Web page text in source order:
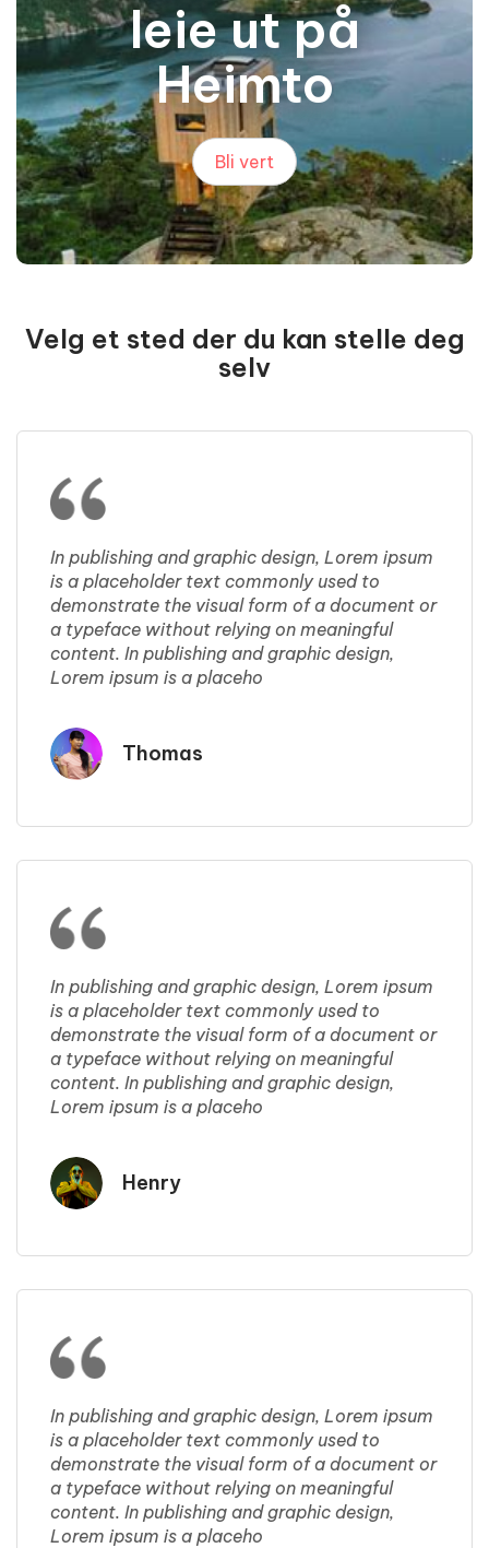
leie ut på
Heimto
Bli vert
Velg et sted der du kan stelle deg
selv
In publishing and graphic design, Lorem ipsum
is a placeholder text commonly used to
demonstrate the visual form of a document or
a typeface without relying on meaningful
content. In publishing and graphic design,
Lorem ipsum is a placeho
Thomas
In publishing and graphic design, Lorem ipsum
is a placeholder text commonly used to
demonstrate the visual form of a document or
a typeface without relying on meaningful
content. In publishing and graphic design,
Lorem ipsum is a placeho
Henry
In publishing and graphic design, Lorem ipsum
is a placeholder text commonly used to
demonstrate the visual form of a document or
a typeface without relying on meaningful
content. In publishing and graphic design,
Lorem ipsum is a placeho